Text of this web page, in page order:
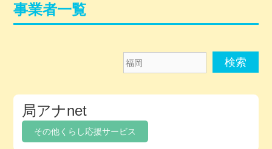
事業者一覧
福
岡
メ
バ
ー
局アナnet
その他くらし応援サービス